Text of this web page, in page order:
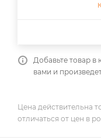
Добавьте товар в
вами и
Цена действительна
отличаться от цен в